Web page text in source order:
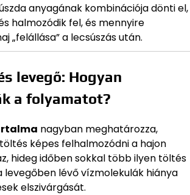
anyagának kombinációja dönti el,
halmozódik fel, és mennyire
„felállása” a lecsúszás után.
levegő: Hogyan
a folyamatot?
nagyban meghatározza,
képes felhalmozódni a hajon
hideg időben sokkal több ilyen töltés
levegőben lévő vízmolekulák hiánya
elszivárgását.